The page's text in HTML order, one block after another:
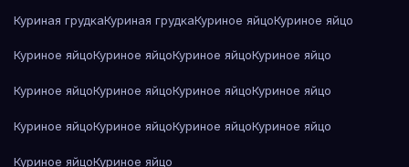
Куриная грудкаКуриная грудкаКуриное яйцоКуриное яйцо
Куриное яйцоКуриное яйцоКуриное яйцоКуриное яйцо
Куриное яйцоКуриное яйцоКуриное яйцоКуриное яйцо
Куриное яйцоКуриное яйцоКуриное яйцоКуриное яйцо
Куриное яйцоКуриное яйцо